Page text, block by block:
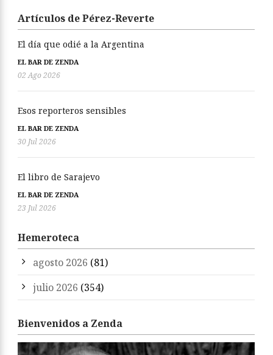
Artículos de Pérez-Reverte
El día que odié a la Argentina
EL BAR DE ZENDA
02 Ago 2026
Esos reporteros sensibles
EL BAR DE ZENDA
30 Jul 2026
El libro de Sarajevo
EL BAR DE ZENDA
23 Jul 2026
Hemeroteca
agosto 2026 (81)
julio 2026 (354)
Bienvenidos a Zenda